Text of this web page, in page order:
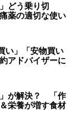
どう乗り切
薬の適切な使い
い」「安物買い
アドバイザーに
」が解決？ 「作
栄養が増す食材